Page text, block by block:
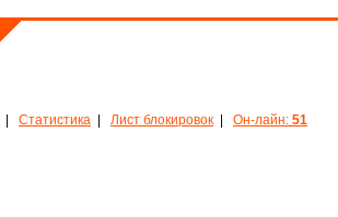
Статистика Лист блокировок Он-лайн: 51